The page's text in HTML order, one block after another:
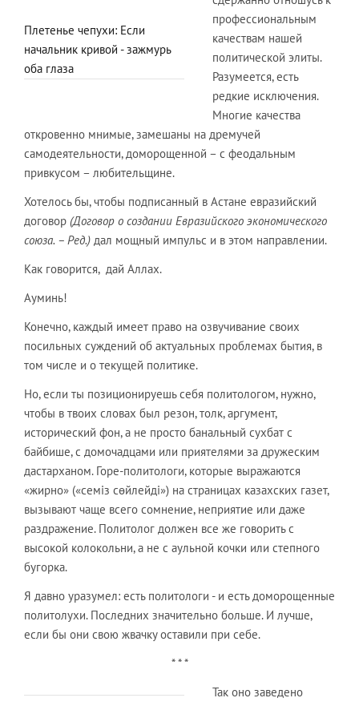
Плетенье чепухи: Если
начальник кривой - зажмурь
оба глаза
профессиональным
качествам нашей
политической элиты.
Разумеется, есть
редкие исключения.
Многие качества
откровенно мнимые, замешаны на дремучей
самодеятельности, доморощенной – с феодальным
привкусом – любительщине.
Хотелось бы, чтобы подписанный в Астане евразийский
договор (Договор о создании Евразийского экономического
союза. – Ред.) дал мощный импульс и в этом направлении.
Как говорится, дай Аллах.
Ауминь!
Конечно, каждый имеет право на озвучивание своих
посильных суждений об актуальных проблемах бытия, в
том числе и о текущей политике.
Но, если ты позиционируешь себя политологом, нужно,
чтобы в твоих словах был резон, толк, аргумент,
исторический фон, а не просто банальный сухбат с
байбише, с домочадцами или приятелями за дружеским
дастарханом. Горе-политологи, которые выражаются
«жирно» («семіз сөйлейді») на страницах казахских газет,
вызывают чаще всего сомнение, неприятие или даже
раздражение. Политолог должен все же говорить с
высокой колокольни, а не с аульной кочки или степного
бугорка.
Я давно уразумел: есть политологи - и есть доморощенные
политолухи. Последних значительно больше. И лучше,
если бы они свою жвачку оставили при себе.
* * *
Так оно заведено